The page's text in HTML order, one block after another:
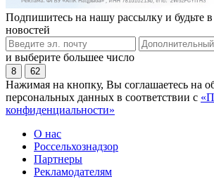
Подпишитесь на нашу рассылку и будьте в
новостей
и выберите большее число
8 62
Нажимая на кнопку, Вы соглашаетесь на
персональных данных в соответствии с
конфиденциальности»
О нас
Россельхознадзор
Партнеры
Рекламодателям